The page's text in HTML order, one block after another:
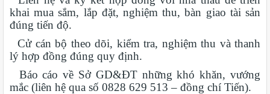
khai mua sắm, lắp đặt, nghiệm thu, bàn giao tài sản
đúng tiến độ.
Cử cán bộ theo dõi, kiểm tra, nghiệm thu và thanh
lý hợp đồng đúng quy định.
Báo cáo về Sở GD&ĐT những khó khăn, vướng
mắc (liên hệ qua số 0828 629 513 – đồng chí Tiến).